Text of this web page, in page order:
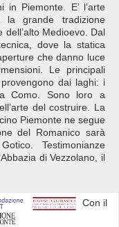
in Piemonte. E’ l’arte
la grande tradizione
Medioevo. Dal
dove la statica
che danno luce
Le principali
dai laghi: i
Como. Sono loro a
del costruire. La
Piemonte ne segue
del Romanico sarà
Testimonianze
di Vezzolano, il
Con il